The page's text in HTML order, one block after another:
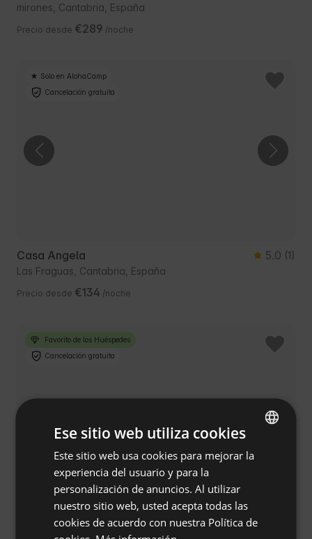
mirones, Cantabria, España
Precio desde €289 /noche
Solo en AlohaCamp
Cancelación gratuita
Casa Angela 5.0 (1)
Las Fraguas, Cantabria, España
Precio desde €134 /noche
Favorito de los Huéspedes
Cancelación gratuita
Vacas con Encanto / Terra y Coelum
Secadura, Cantabria, España
ENGLISH
POLISH
GERMAN
Ese sitio web utiliza cookies
Este sitio web usa cookies para mejorar la
experiencia del usuario y para la
personalización de anuncios. Al utilizar
nuestro sitio web, usted acepta todas las
cookies de acuerdo con nuestra Política de